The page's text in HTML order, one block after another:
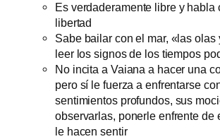
Es verdaderamente libre y habla
libertad
Sabe bailar con el mar, «las olas
leer los signos de los tiempos
No incita a Vaiana a hacer una
pero sí le fuerza a enfrentarse
sentimientos profundos, sus
observarlas, ponerle enfrente de
le hacen sentir